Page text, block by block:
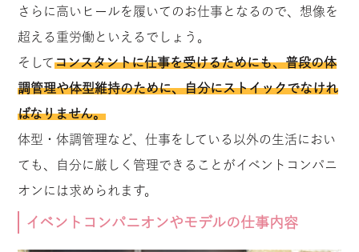
さらに高いヒールを履いてのお仕事となるので、想像を
超える重労働といえるでしょう。
そしてコンスタントに仕事を受けるためにも、普段の体
調管理や体型維持のために、自分にストイックでなけれ
ばなりません。
体型・体調管理など、仕事をしている以外の生活におい
ても、自分に厳しく管理できることがイベントコンパニ
オンには求められます。
イベントコンパニオンやモデルの仕事内容